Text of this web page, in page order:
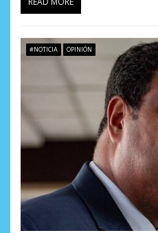
#NOTICIA OPINIÓN